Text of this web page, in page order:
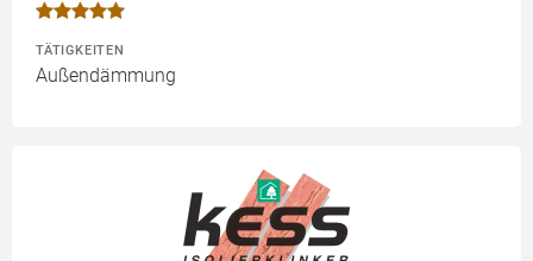
TÄTIGKEITEN
Außendämmung